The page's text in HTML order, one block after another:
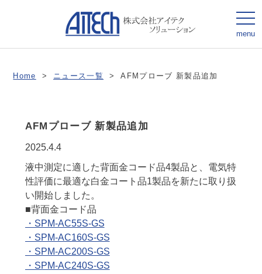
menu
Home > ニュース一覧 > AFMプローブ 新製品追加
AFMプローブ 新製品追加
2025.4.4
液中測定に適した背面金コード品4製品と、電気特
性評価に最適な白金コート品1製品を新たに取り扱
い開始しました。
■背面金コード品
・SPM-AC55S-GS
・SPM-AC160S-GS
・SPM-AC200S-GS
・SPM-AC240S-GS